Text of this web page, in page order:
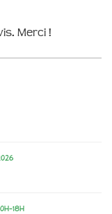
Merci !
18h